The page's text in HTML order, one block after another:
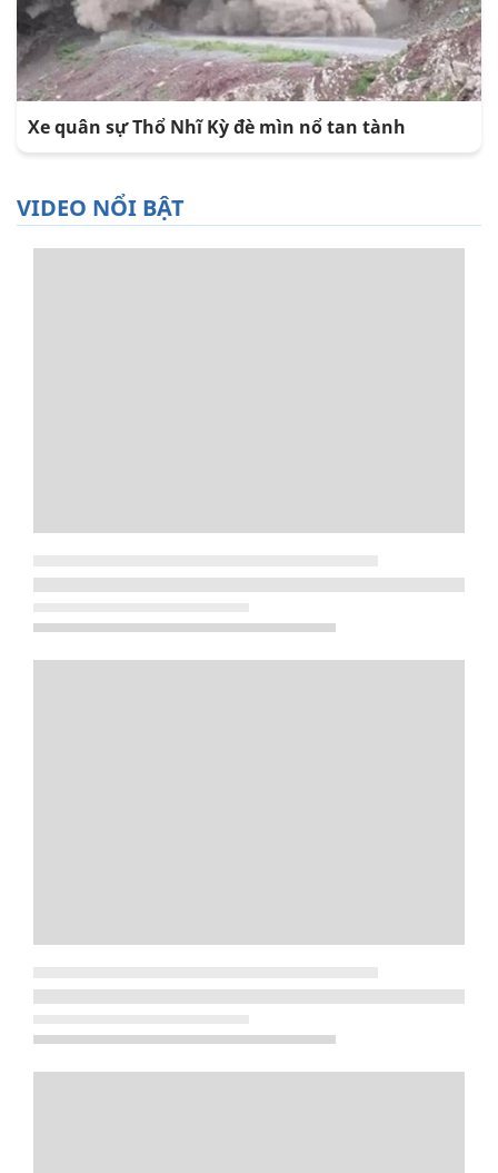
Xe quân sự Thổ Nhĩ Kỳ đè mìn nổ tan tành
VIDEO NỔI BẬT